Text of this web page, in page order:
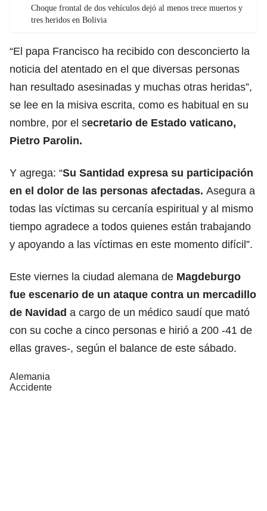
Choque frontal de dos vehículos dejó al menos trece muertos y
tres heridos en Bolivia
“El papa Francisco ha recibido con desconcierto la
noticia del atentado en el que diversas personas
han resultado asesinadas y muchas otras heridas”,
se lee en la misiva escrita, como es habitual en su
nombre, por el secretario de Estado vaticano,
Pietro Parolin.
Y agrega: “Su Santidad expresa su participación
en el dolor de las personas afectadas. Asegura a
todas las víctimas su cercanía espiritual y al mismo
tiempo agradece a todos quienes están trabajando
y apoyando a las víctimas en este momento difícil”.
Este viernes la ciudad alemana de Magdeburgo
fue escenario de un ataque contra un mercadillo
de Navidad a cargo de un médico saudí que mató
con su coche a cinco personas e hirió a 200 -41 de
ellas graves-, según el balance de este sábado.
Alemania
Accidente